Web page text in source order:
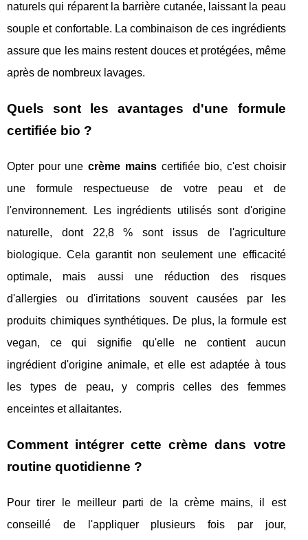
naturels qui réparent la barrière cutanée, laissant la peau
souple et confortable. La combinaison de ces ingrédients
assure que les mains restent douces et protégées, même
après de nombreux lavages.
Quels sont les avantages d'une formule
certifiée bio ?
Opter pour unecrème mainscertifiée bio, c'est choisir
une formule respectueuse de votre peau et de
l'environnement. Les ingrédients utilisés sont d'origine
naturelle, dont 22,8 % sont issus de l'agriculture
biologique. Cela garantit non seulement une efficacité
optimale, mais aussi une réduction des risques
d'allergies ou d'irritations souvent causées par les
produits chimiques synthétiques. De plus, la formule est
vegan, ce qui signifie qu'elle ne contient aucun
ingrédient d'origine animale, et elle est adaptée à tous
les types de peau, y compris celles des femmes
enceintes et allaitantes.
Comment intégrer cette crème dans votre
routine quotidienne ?
Pour tirer le meilleur parti de la crème mains, il est
conseillé de l'appliquer plusieurs fois par jour,